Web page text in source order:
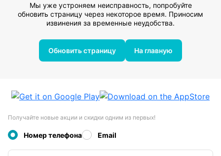
Мы уже устроняем неисправность, попробуйте
обновить страницу через некоторое время. Приносим
извинения за временные неудобства.
Обновить страницу На главную
Получайте новые акции и скидки одним из первых!
Номер телефона Email